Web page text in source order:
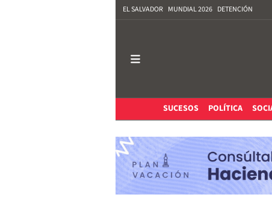
EL SALVADOR MUNDIAL 2026 DETENCIÓN
SUCESOS
POLÍTICA